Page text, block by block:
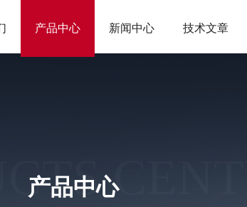
产品中心 新闻中心 技术文章
产品中心